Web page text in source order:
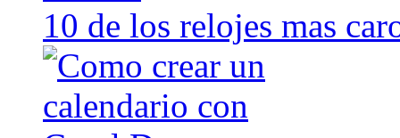
10 de los relojes mas